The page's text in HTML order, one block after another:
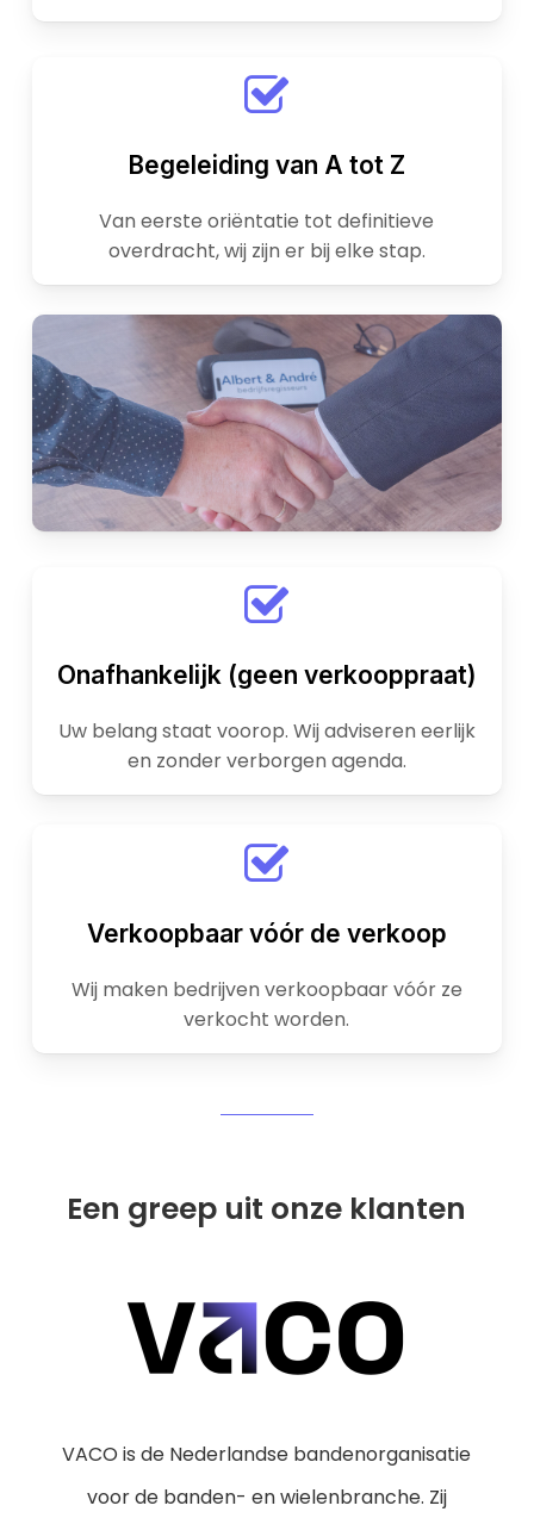
Begeleiding van A tot Z
Van eerste oriëntatie tot definitieve
overdracht, wij zijn er bij elke stap.
Onafhankelijk (geen verkooppraat)
Uw belang staat voorop. Wij adviseren eerlijk
en zonder verborgen agenda.
Verkoopbaar vóór de verkoop
Wij maken bedrijven verkoopbaar vóór ze
verkocht worden.
Een greep uit onze klanten
VACO is de Nederlandse bandenorganisatie
voor de banden- en wielenbranche. Zij